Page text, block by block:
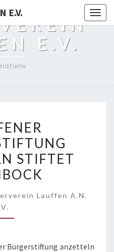
E.V.
E.V.
BÜRGERSTIFTUNG
ANZETTELN
STIFTET
VOLTIBOCK
STIFTET
Lauffen A.N.
Bürgerstiftung anzetteln